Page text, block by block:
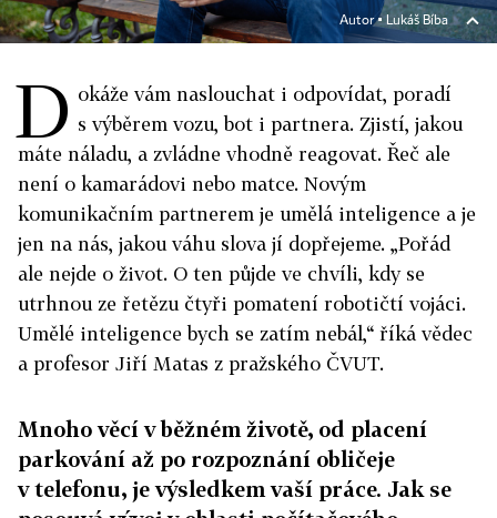
Autor ▪ Lukáš Bíba
D okáže vám naslouchat i odpovídat, poradí
s výběrem vozu, bot i partnera. Zjistí, jakou
máte náladu, a zvládne vhodně reagovat. Řeč ale
není o kamarádovi nebo matce. Novým
komunikačním partnerem je umělá inteligence a je
jen na nás, jakou váhu slova jí dopřejeme. „Pořád
ale nejde o život. O ten půjde ve chvíli, kdy se
utrhnou ze řetězu čtyři pomatení robotičtí vojáci.
Umělé inteligence bych se zatím nebál,“ říká vědec
a profesor Jiří Matas z pražského ČVUT.
Mnoho věcí v běžném životě, od placení
parkování až po rozpoznání obličeje
v telefonu, je výsledkem vaší práce. Jak se